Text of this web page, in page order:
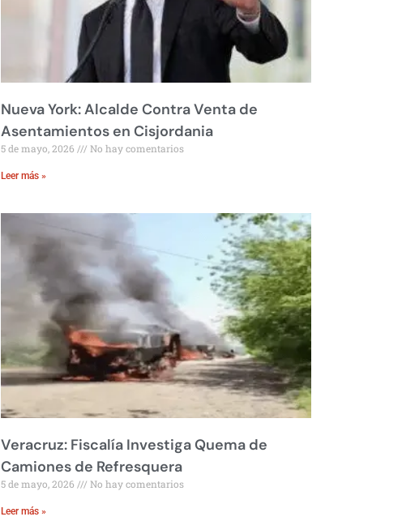
Nueva York: Alcalde Contra Venta de
Asentamientos en Cisjordania
5 de mayo, 2026 No hay comentarios
Leer más »
Veracruz: Fiscalía Investiga Quema de
Camiones de Refresquera
5 de mayo, 2026 No hay comentarios
Leer más »